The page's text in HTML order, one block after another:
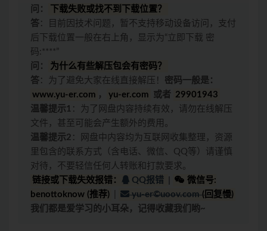
问：
下载失败或找不到下载位置？
答 ：目前因技术问题，暂不支持移动设备访问，支付
后下载位置一般在右上角，显示为“立即下载 密
码:****”
问：
为什么有些解压包会有密码？
答 ：为了避免大家在线直接解压！ 密码一般是：
www.yu-er.com ， yu-er.com 或者 29901943
温馨提示1 ：为了网盘内容持续有效，请勿在线解压
文件，甚至可能会产生额外的费用。
温馨提示2 ：网盘中内容均为互联网收集整理，资源
里包含的联系方式（含电话、微信、QQ等）请谨慎
对待，不要轻信任何人转账和打款要求。
链接或下载失效报错：
QQ报错
微信号:
benottoknow (推荐)
yu-er©uoov.com(回复慢)
我们都是爱学习的小耳朵，记得收藏我们哟~